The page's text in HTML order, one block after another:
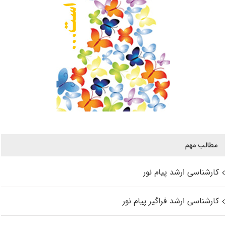
مطالب مهم
کارشناسی ارشد پیام نور
کارشناسی ارشد فراگیر پیام نور